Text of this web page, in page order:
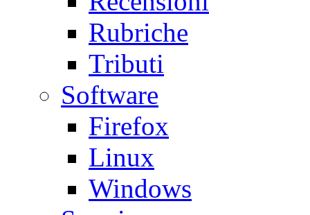
Rubriche
Tributi
Software
Firefox
Linux
Windows